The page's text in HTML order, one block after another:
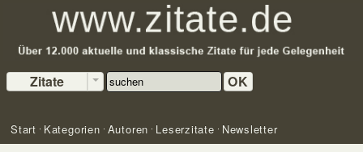
Zitate OK
Start Kategorien Autoren Leserzitate Newsletter